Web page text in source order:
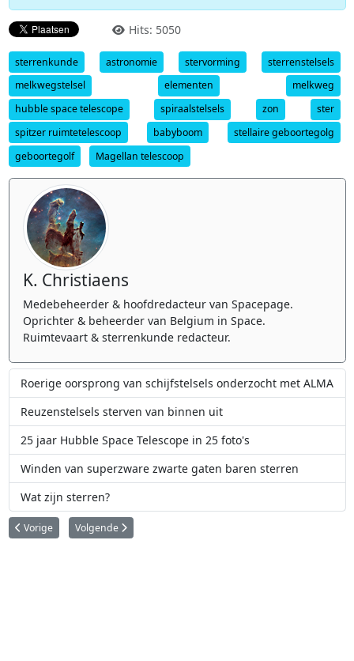
Hits: 5050
sterrenkunde astronomie stervorming
sterrenstelsels
melkwegstelsel
elementen
melkweg
hubble space telescope
spiraalstelsels zon
ster
spitzer ruimtetelescoop
babyboom
stellaire geboortegolg
geboortegolf
Magellan telescoop
K. Christiaens
Medebeheerder & hoofdredacteur van Spacepage.
Oprichter & beheerder van Belgium in Space.
Ruimtevaart & sterrenkunde redacteur.
Roerige oorsprong van schijfstelsels onderzocht met ALMA
Reuzenstelsels sterven van binnen uit
25 jaar Hubble Space Telescope in 25 foto's
Winden van superzware zwarte gaten baren sterren
Wat zijn sterren?
Vorig artikel: 25 jaar Hubble Space Telescope in 25 foto's
Vorige Volgende artikel: Sterrenkunde en Twitter
Volgende